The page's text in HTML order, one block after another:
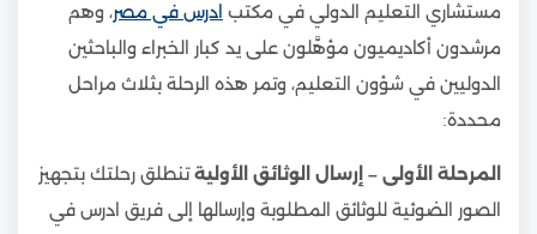
مستشاري التعليم الدولي في مكتب ادرس في مصر، وهم
مرشدون أكاديميون مؤهَّلون على يد كبار الخبراء والباحثين
الدوليين في شؤون التعليم، وتمر هذه الرحلة بثلاث مراحل
محددة:
المرحلة الأولى – إرسال الوثائق الأوليةتنطلق رحلتك بتجهيز
الصور الضوئية للوثائق المطلوبة وإرسالها إلى فريق ادرس في